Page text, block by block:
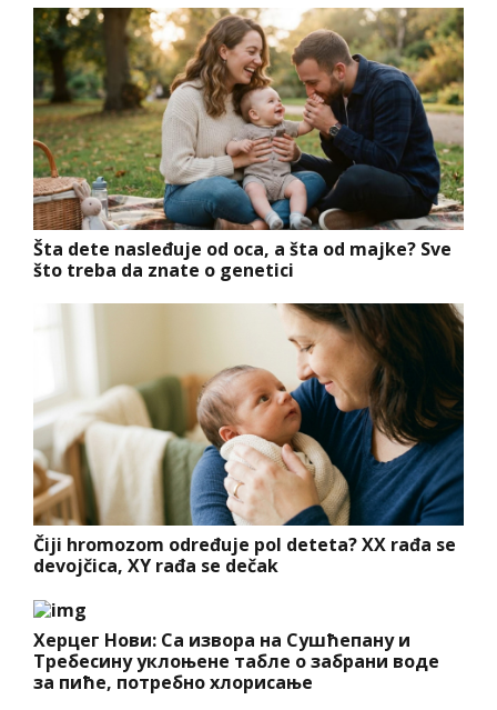
Šta dete nasleđuje od oca, a šta od majke? Sve
što treba da znate o genetici
Čiji hromozom određuje pol deteta? XX rađa se
devojčica, XY rađa se dečak
Херцег Нови: Са извора на Сушћепану и
Требесину уклоњене табле о забрани воде
за пиће, потребно хлорисање